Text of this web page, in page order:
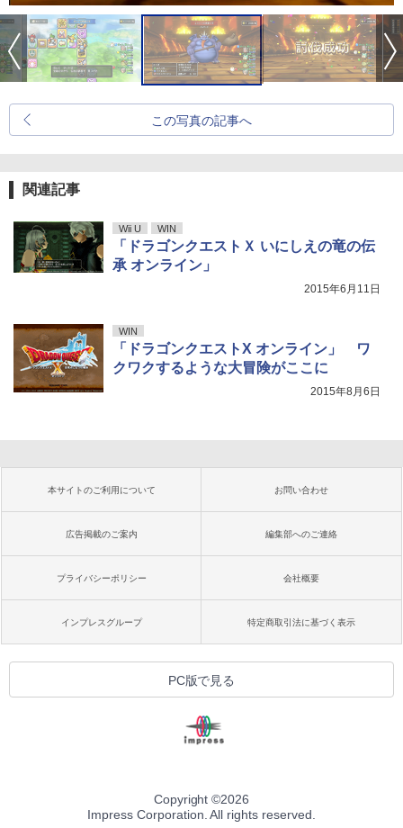
この写真の記事へ
関連記事
Wii U WIN
「ドラゴンクエストＸ いにしえの竜の伝
承 オンライン」
2015年6月11日
WIN
「ドラゴンクエストX オンライン」 ワ
クワクするような大冒険がここに
2015年8月6日
本サイトのご利用について お問い合わせ
広告掲載のご案内 編集部へのご連絡
プライバシーポリシー 会社概要
インプレスグループ 特定商取引法に基づく表示
PC版で見る
Copyright ©2026
Impress Corporation. All rights reserved.